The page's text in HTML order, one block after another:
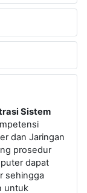
Sistem
dan Jaringan
prosedur
dapat
sehingga
untuk